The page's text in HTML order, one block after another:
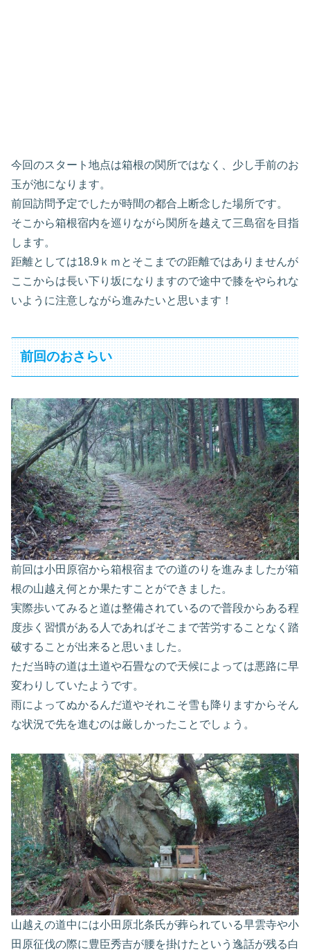
今回のスタート地点は箱根の関所ではなく、少し手前のお
玉が池になります。
前回訪問予定でしたが時間の都合上断念した場所です。
そこから箱根宿内を巡りながら関所を越えて三島宿を目指
します。
距離としては18.9ｋｍとそこまでの距離ではありませんが
ここからは長い下り坂になりますので途中で膝をやられな
いように注意しながら進みたいと思います！
前回のおさらい
前回は小田原宿から箱根宿までの道のりを進みましたが箱
根の山越え何とか果たすことができました。
実際歩いてみると道は整備されているので普段からある程
度歩く習慣がある人であればそこまで苦労することなく踏
破することが出来ると思いました。
ただ当時の道は土道や石畳なので天候によっては悪路に早
変わりしていたようです。
雨によってぬかるんだ道やそれこそ雪も降りますからそん
な状況で先を進むのは厳しかったことでしょう。
山越えの道中には小田原北条氏が葬られている早雲寺や小
田原征伐の際に豊臣秀吉が腰を掛けたという逸話が残る白